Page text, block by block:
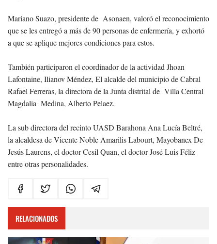
Mariano Suazo, presidente de Asonaen, valoró el reconocimiento
que se les entregó a más de 90 personas de enfermería, y exhortó
a que se aplique mejores condiciones para estos.
También participaron el coordinador de la actividad Jhoan
Lafontaine, Ilianov Méndez, El alcalde del municipio de Cabral
Rafael Ferreras, la directora de la Junta distrital de Villa Central
Magdalia Medina, Alberto Pelaez.
La sub directora del recinto UASD Barahona Ana Lucía Beltré,
la alcaldesa de Vicente Noble Amarilis Labourt, Mayobanex De
Jesús Laurens, el doctor Cesil Quan, el doctor José Luis Féliz
entre otras personalidades.
RELACIONADOS